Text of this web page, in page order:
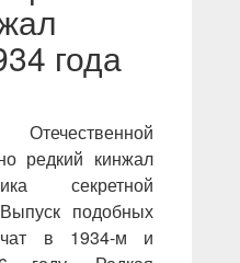
года
редкий кинжал
секретной
подобных
в 1934-м и